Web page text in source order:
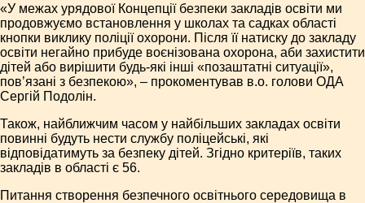
«У межах урядової Концепції безпеки закладів освіти ми
продовжуємо встановлення у школах та садках області
кнопки виклику поліції охорони. Після її натиску до закладу
освіти негайно прибуде воєнізована охорона, аби захистити
дітей або вирішити будь-які інші «позаштатні ситуації»,
пов’язані з безпекою», – прокоментував в.о. голови ОДА
Сергій Подолін.
Також, найближчим часом у найбільших закладах освіти
повинні будуть нести службу поліцейські, які
відповідатимуть за безпеку дітей. Згідно критеріїв, таких
закладів в області є 56.
Питання створення безпечного освітнього середовища в